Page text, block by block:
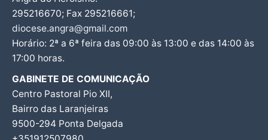
295216670; Fax 295216661;
diocese.angra@gmail.com
Horário: 2ª a 6ª feira das 09:00 às 13:00 e das 14:00 às
17:00 horas.
GABINETE DE COMUNICAÇÃO
Centro Pastoral Pio XII,
Bairro das Laranjeiras
9500-294 Ponta Delgada